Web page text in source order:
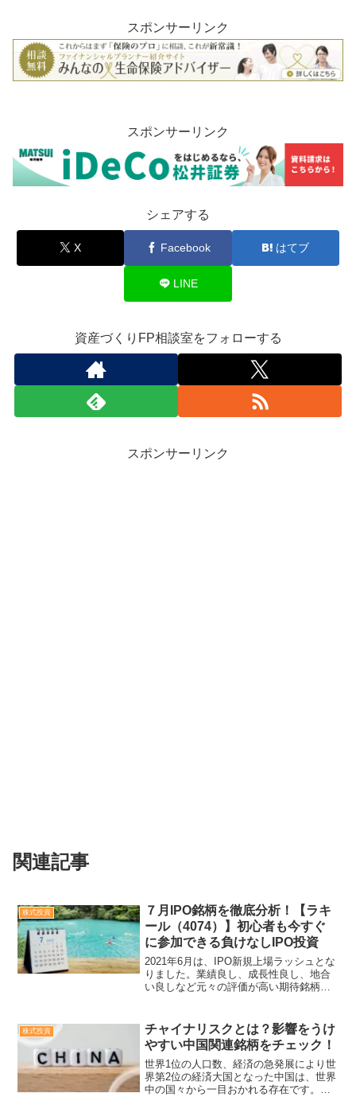
スポンサーリンク
スポンサーリンク
シェアする
X Facebook はてブ
LINE
資産づくりFP相談室をフォローする
スポンサーリンク
関連記事
株式投資
７月IPO銘柄を徹底分析！【ラキ
ール（4074）】初心者も今すぐ
に参加できる負けなしIPO投資
2021年6月は、IPO新規上場ラッシュとな
りました。業績良し、成長性良し、地合
い良しなど元々の評価が高い期待銘柄は
カンダリーでは下がっていて損失を出し
た方もいます...
株式投資
チャイナリスクとは？影響をうけ
やすい中国関連銘柄をチェック！
世界1位の人口数、経済の急発展により世
界第2位の経済大国となった中国は、世界
中の国々から一目おかれる存在です。し